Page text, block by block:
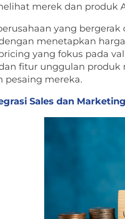
merek dan produk
yang
menetapkan
yang fokus pada
fitur unggulan
pesaing mereka.
Sales dan